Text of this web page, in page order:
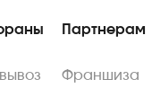
Партнерам
Франшиза